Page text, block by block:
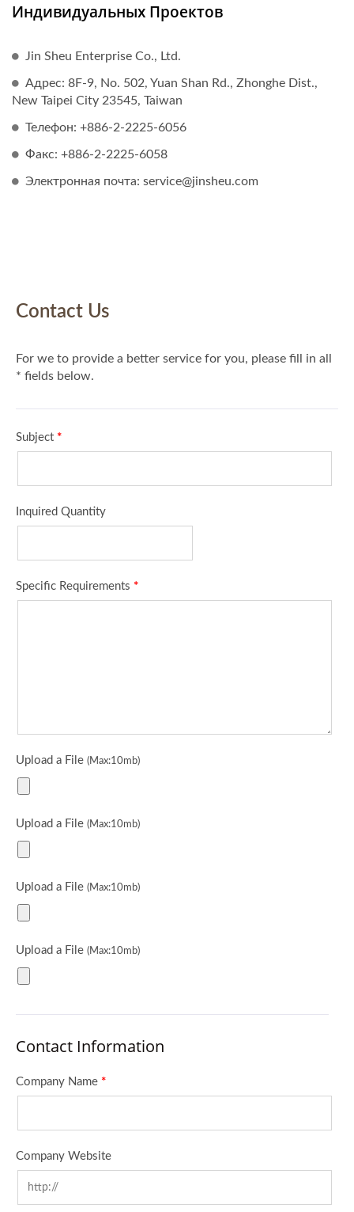
Индивидуальных Проектов
Jin Sheu Enterprise Co., Ltd.
Адрес: 8F-9, No. 502, Yuan Shan Rd., Zhonghe Dist.,
New Taipei City 23545, Taiwan
Телефон: +886-2-2225-6056
Факс: +886-2-2225-6058
Электронная почта: service@jinsheu.com